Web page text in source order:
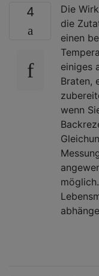
4
Die
die
einen
einiges
Braten,
wenn